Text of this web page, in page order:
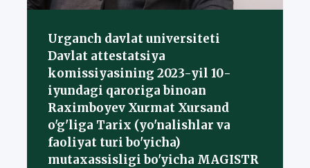
Urganch davlat universiteti
Davlat attestatsiya
komissiyasining 2023-yil 10-
iyundagi qaroriga binoan
Raximboyev Xurmat Xursand
o'g'liga Tarix (yo'nalishlar va
faoliyat turi bo'yicha)
mutaxassisligi bo'yicha MAGISTR